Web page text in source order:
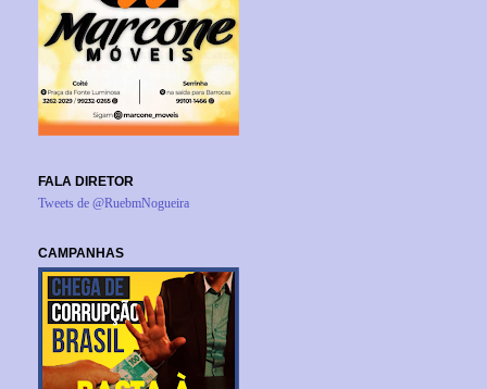
FALA DIRETOR
Tweets de @RuebmNogueira
CAMPANHAS